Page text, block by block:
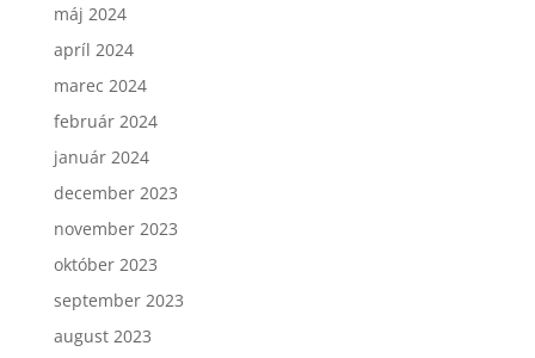
máj 2024
apríl 2024
marec 2024
február 2024
január 2024
december 2023
november 2023
október 2023
september 2023
august 2023